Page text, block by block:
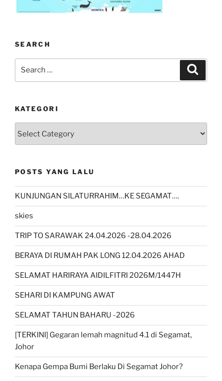
SEARCH
KATEGORI
POSTS YANG LALU
KUNJUNGAN SILATURRAHIM…KE SEGAMAT….
skies
TRIP TO SARAWAK 24.04.2026 -28.04.2026
BERAYA DI RUMAH PAK LONG 12.04.2026 AHAD
SELAMAT HARIRAYA AIDILFITRI 2026M/1447H
SEHARI DI KAMPUNG AWAT
SELAMAT TAHUN BAHARU -2026
[TERKINI] Gegaran lemah magnitud 4.1 di Segamat,
Johor
Kenapa Gempa Bumi Berlaku Di Segamat Johor?